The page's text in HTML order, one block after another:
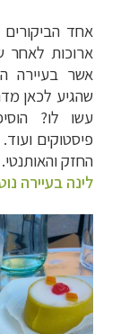
אחד
ארוכות לאחר
אשר בעיירה
שהגיע לכאן
עשו לו?
פיסטוקים
החזק והאותנטי.
לינה בעיירה